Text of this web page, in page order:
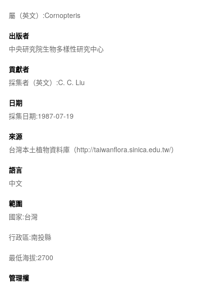
屬（英文）:Cornopteris
出版者
中央研究院生物多樣性研究中心
貢獻者
採集者（英文）:C. C. Liu
日期
採集日期:1987-07-19
來源
台灣本土植物資料庫（http://taiwanflora.sinica.edu.tw/）
語言
中文
範圍
國家:台灣
行政區:南投縣
最低海拔:2700
管理權